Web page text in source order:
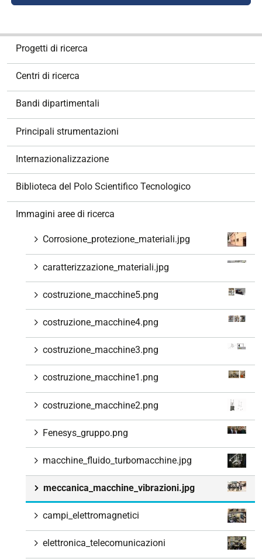
Progetti di ricerca
Centri di ricerca
Bandi dipartimentali
Principali strumentazioni
Internazionalizzazione
Biblioteca del Polo Scientifico Tecnologico
Immagini aree di ricerca
Corrosione_protezione_materiali.jpg
caratterizzazione_materiali.jpg
costruzione_macchine5.png
costruzione_macchine4.png
costruzione_macchine3.png
costruzione_macchine1.png
costruzione_macchine2.png
Fenesys_gruppo.png
macchine_fluido_turbomacchine.jpg
meccanica_macchine_vibrazioni.jpg
campi_elettromagnetici
elettronica_telecomunicazioni